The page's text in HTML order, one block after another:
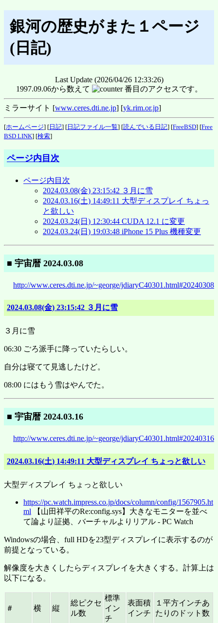
銀河の歴史がまた１ページ
(日記)
Last Update (2026/04/26 12:33:26)
1997.09.06から数えて
番目のアクセスです。
ミラーサイト [www.ceres.dti.ne.jp] [yk.rim.or.jp]
[ホームページ] [ 日記] [ 日記ファイル一覧] [読んでいる日記] [FreeBSD] [Free
BSD LINK] [検索]
ページ内目次
ページ内目次
2024.03.08(金) 23:15:42 ３月に雪
2024.03.16(土) 14:49:11 大型ディスプレイ ちょっ
と欲しい
2024.03.24(日) 12:30:44 CUDA 12.1 に変更
2024.03.24(日) 19:03:48 iPhone 15 Plus 機種変更
■ 宇宙暦 2024.03.08
http://www.ceres.dti.ne.jp/~george/jdiaryC40301.html#20240308
2024.03.08(金) 23:15:42 ３月に雪
３月に雪
06:30 ごろ派手に降っていたらしい。
自分は寝てて見逃したけど。
08:00 にはもう雪はやんでた。
■ 宇宙暦 2024.03.16
http://www.ceres.dti.ne.jp/~george/jdiaryC40301.html#20240316
2024.03.16(土) 14:49:11 大型ディスプレイ ちょっと欲しい
大型ディスプレイ ちょっと欲しい
https://pc.watch.impress.co.jp/docs/column/config/1567905.ht
ml 【山田祥平のRe:config.sys】大きなモニターを並べ
て論より証拠、バーチャルよりリアル - PC Watch
Windowsの場合、full HDを23型ディスプレイに表示するのが
前提となっている。
解像度を大きくしたらディスプレイを大きくする。計算上は
以下になる。
＃ 横 縦
総ピクセ
ル数
標準
イン
チ
表面積
インチ
１平方インチあ
たりのドット数